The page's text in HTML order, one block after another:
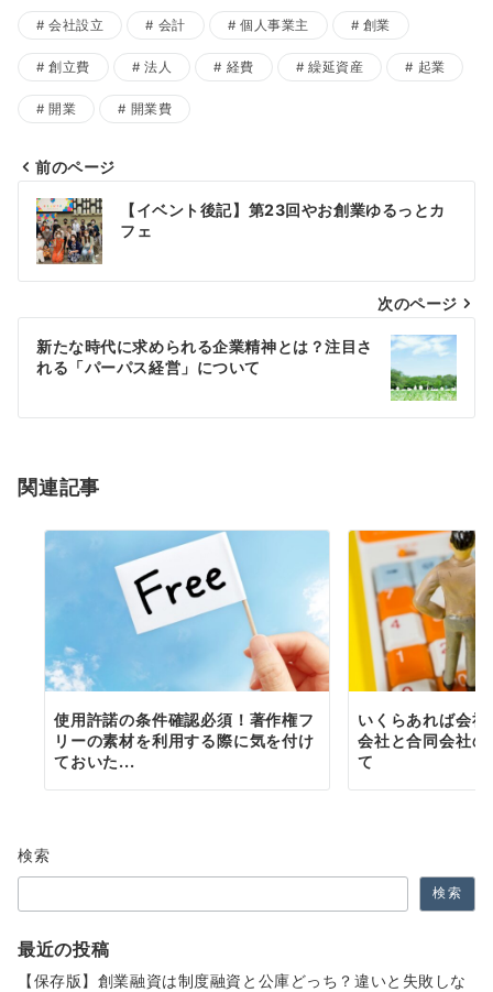
会社設立 会計 個人事業主 創業
創立費 法人 経費 繰延資産 起業
開業 開業費
投
稿
ナ
ビ
ゲ
シ
ン
前のページ
【イベント後記】第23回やお創業ゆるっとカ
フェ
次のページ
新たな時代に求められる企業精神とは？注目さ
れる「パーパス経営」について
関連記事
使用許諾の条件確認必須！著作権フ
リーの素材を利用する際に気を付け
ておいた...
いくらあれば会
会社と合同会社
て
検索
検索
最近の投稿
【保存版】創業融資は制度融資と公庫どっち？違いと失敗しな